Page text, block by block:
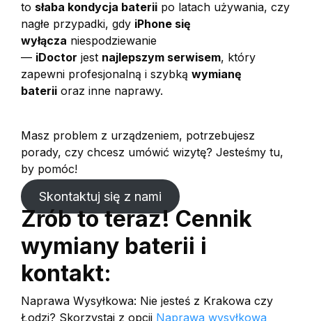
to słaba kondycja baterii po latach używania, czy
nagłe przypadki, gdy iPhone się
wyłącza niespodziewanie
— iDoctor jest najlepszym serwisem, który
zapewni profesjonalną i szybką wymianę
baterii oraz inne naprawy.
Masz problem z urządzeniem, potrzebujesz
porady, czy chcesz umówić wizytę? Jesteśmy tu,
by pomóc!
Skontaktuj się z nami
Zrób to teraz! Cennik
wymiany baterii i
kontakt:
Naprawa Wysyłkowa: Nie jesteś z Krakowa czy
Łodzi? Skorzystaj z opcji Naprawa wysyłkowa